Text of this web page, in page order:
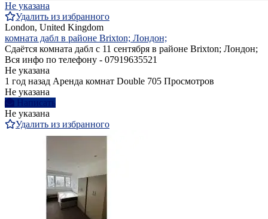
Не указана
Удалить из избранного
London, United Kingdom
комната дабл в районе Brixton; Лондон;
Сдаётся комната дабл с 11 сентября в районе Brixton; Лондон;
Вся инфо по телефону - 07919635521
Не указана
1 год назад Аренда комнат Double 705 Просмотров
Не указана
Написать
Не указана
Удалить из избранного